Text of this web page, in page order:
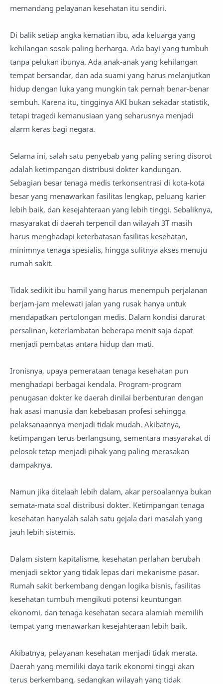
memandang pelayanan kesehatan itu sendiri.
Di balik setiap angka kematian ibu, ada keluarga yang
kehilangan sosok paling berharga. Ada bayi yang tumbuh
tanpa pelukan ibunya. Ada anak-anak yang kehilangan
tempat bersandar, dan ada suami yang harus melanjutkan
hidup dengan luka yang mungkin tak pernah benar-benar
sembuh. Karena itu, tingginya AKI bukan sekadar statistik,
tetapi tragedi kemanusiaan yang seharusnya menjadi
alarm keras bagi negara.
Selama ini, salah satu penyebab yang paling sering disorot
adalah ketimpangan distribusi dokter kandungan.
Sebagian besar tenaga medis terkonsentrasi di kota-kota
besar yang menawarkan fasilitas lengkap, peluang karier
lebih baik, dan kesejahteraan yang lebih tinggi. Sebaliknya,
masyarakat di daerah terpencil dan wilayah 3T masih
harus menghadapi keterbatasan fasilitas kesehatan,
minimnya tenaga spesialis, hingga sulitnya akses menuju
rumah sakit.
Tidak sedikit ibu hamil yang harus menempuh perjalanan
berjam-jam melewati jalan yang rusak hanya untuk
mendapatkan pertolongan medis. Dalam kondisi darurat
persalinan, keterlambatan beberapa menit saja dapat
menjadi pembatas antara hidup dan mati.
Ironisnya, upaya pemerataan tenaga kesehatan pun
menghadapi berbagai kendala. Program-program
penugasan dokter ke daerah dinilai berbenturan dengan
hak asasi manusia dan kebebasan profesi sehingga
pelaksanaannya menjadi tidak mudah. Akibatnya,
ketimpangan terus berlangsung, sementara masyarakat di
pelosok tetap menjadi pihak yang paling merasakan
dampaknya.
Namun jika ditelaah lebih dalam, akar persoalannya bukan
semata-mata soal distribusi dokter. Ketimpangan tenaga
kesehatan hanyalah salah satu gejala dari masalah yang
jauh lebih sistemis.
Dalam sistem kapitalisme, kesehatan perlahan berubah
menjadi sektor yang tidak lepas dari mekanisme pasar.
Rumah sakit berkembang dengan logika bisnis, fasilitas
kesehatan tumbuh mengikuti potensi keuntungan
ekonomi, dan tenaga kesehatan secara alamiah memilih
tempat yang menawarkan kesejahteraan lebih baik.
Akibatnya, pelayanan kesehatan menjadi tidak merata.
Daerah yang memiliki daya tarik ekonomi tinggi akan
terus berkembang, sedangkan wilayah yang tidak